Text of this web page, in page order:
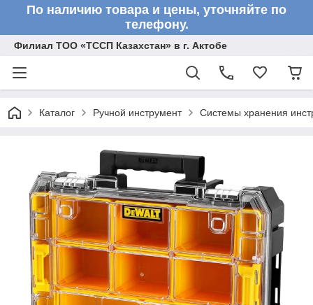
По наличию товара и цены, уточняйте по
телефону.
Филиал ТОО «ТССП Казахстан» в г. Актобе
Каталог Ручной инструмент Системы хранения